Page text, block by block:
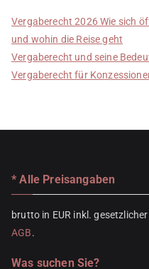
Vergaberecht 2026 Wie sich
und wohin die Reise geht
Vergaberecht und seine
Vergaberecht für
* Alle Preisangaben
brutto in EUR inkl.
AGB.
Was suchen Sie?